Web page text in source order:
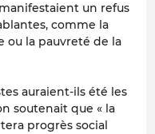
un refus
comme la
ou la pauvreté de la
auraient-ils été les
soutenait que « la
progrès social